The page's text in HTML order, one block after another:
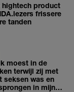
hightech product
frissere
tanden
moest in de
terwijl zij met
seksen was en
in mijn